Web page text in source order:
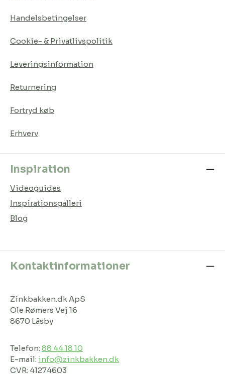
Handelsbetingelser
Cookie- & Privatlivspolitik
Leveringsinformation
Returnering
Fortryd køb
Erhverv
Inspiration
Videoguides
Inspirationsgalleri
Blog
Kontaktinformationer
Zinkbakken.dk ApS
Ole Rømers Vej 16
8670 Låsby
Telefon: 88 44 18 10
E-mail: info@zinkbakken.dk
CVR: 41274603